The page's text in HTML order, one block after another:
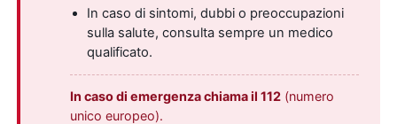
In caso di sintomi, dubbi o preoccupazioni
sulla salute, consulta sempre un medico
qualificato.
In caso di emergenza chiama il 112 (numero
unico europeo).